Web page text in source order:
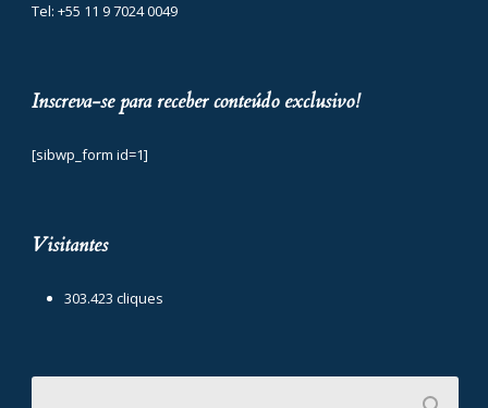
Tel: +55 11 9 7024 0049
Inscreva-se para receber conteúdo exclusivo!
[sibwp_form id=1]
Visitantes
303.423 cliques